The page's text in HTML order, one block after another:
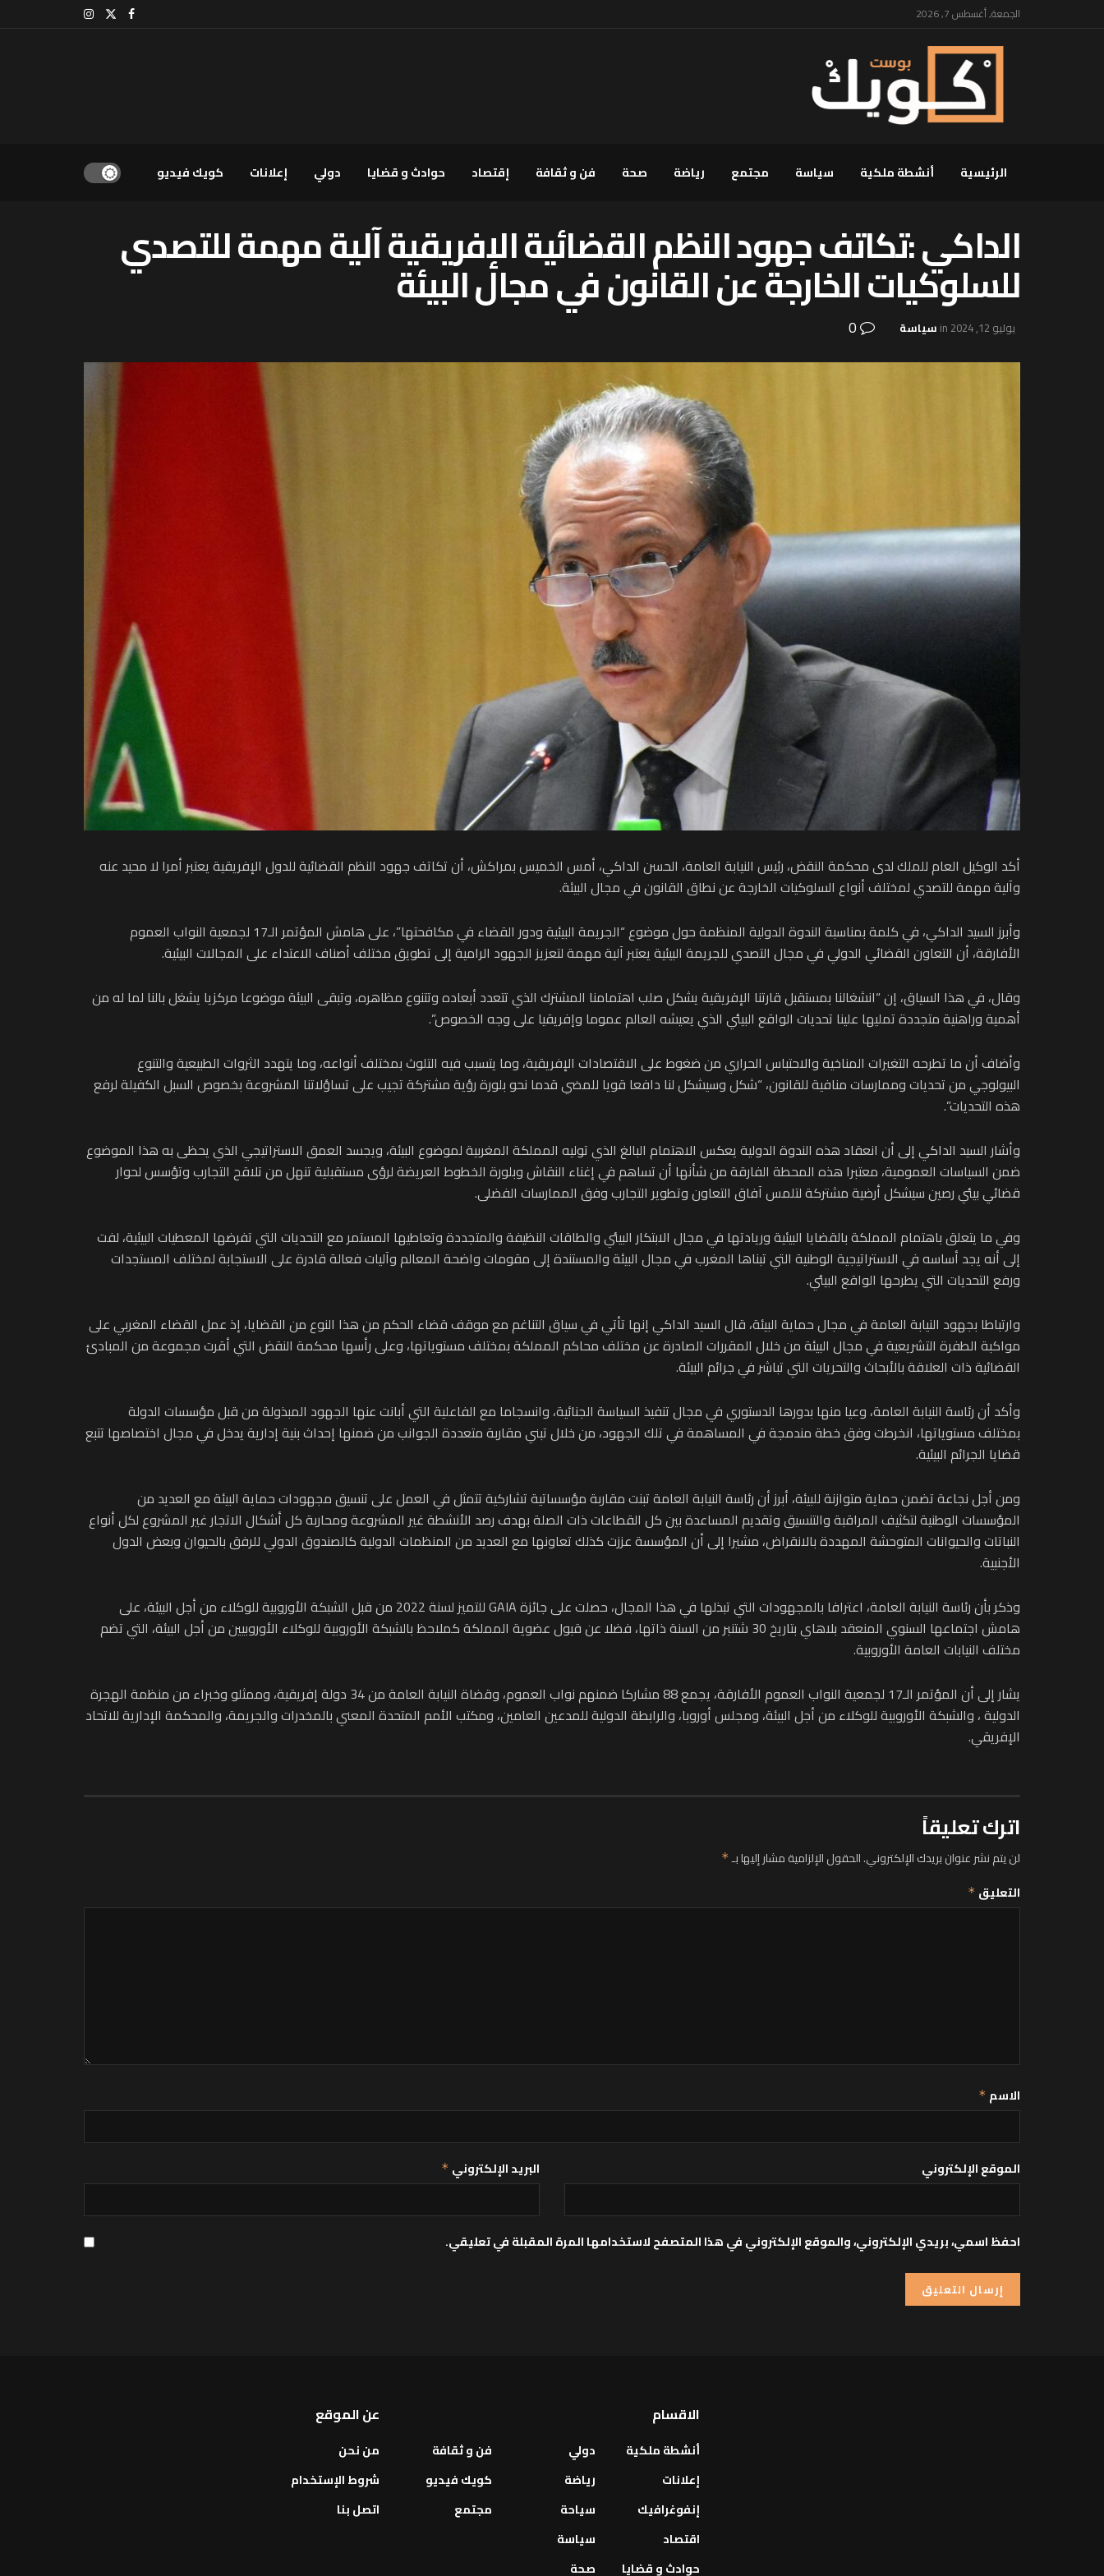
الجمعة, أغسطس 7, 2026
الرئيسية أنشطة ملكية سياسة مجتمع رياضة صحة فن و ثقافة إقتصاد حوادث و قضايا دولي إعلانات كويك فيديو
الداكي :تكاتف جهود النظم القضائية الإفريقية آلية مهمة للتصدي
للسلوكيات الخارجة عن القانون في مجال البيئة
يوليو 12, 2024 in سياسة
أكد الوكيل العام للملك لدى محكمة النقض، رئيس النيابة العامة، الحسن الداكي، أمس الخميس بمراكش، أن تكاتف جهود النظم القضائية للدول الإفريقية يعتبر أمرا لا محيد عنه
وآلية مهمة للتصدي لمختلف أنواع السلوكيات الخارجة عن نطاق القانون في مجال البيئة.
وأبرز السيد الداكي، في كلمة بمناسبة الندوة الدولية المنظمة حول موضوع “الجريمة البيئية ودور القضاء في مكافحتها”، على هامش المؤتمر الـ17 لجمعية النواب العموم
الأفارقة، أن التعاون القضائي الدولي في مجال التصدي للجريمة البيئية يعتبر آلية مهمة لتعزيز الجهود الرامية إلى تطويق مختلف أصناف الاعتداء على المجالات البيئية.
وقال، في هذا السياق، إن “انشغالنا بمستقبل قارتنا الإفريقية يشكل صلب اهتمامنا المشترك الذي تتعدد أبعاده وتتنوع مظاهره، وتبقى البيئة موضوعا مركزيا يشغل بالنا لما له من
أهمية وراهنية متجددة تمليها علينا تحديات الواقع البيئي الذي يعيشه العالم عموما وإفريقيا على وجه الخصوص”.
وأضاف أن ما تطرحه التغيرات المناخية والاحتباس الحراري من ضغوط على الاقتصادات الإفريقية، وما يتسبب فيه التلوث بمختلف أنواعه، وما يتهدد الثروات الطبيعية والتنوع
البيولوجي من تحديات وممارسات منافية للقانون، “شكل وسيشكل لنا دافعا قويا للمضي قدما نحو بلورة رؤية مشتركة تجيب على تساؤلاتنا المشروعة بخصوص السبل الكفيلة لرفع
هذه التحديات”.
وأشار السيد الداكي إلى أن انعقاد هذه الندوة الدولية يعكس الاهتمام البالغ الذي توليه المملكة المغربية لموضوع البيئة، ويجسد العمق الاستراتيجي الذي يحظى به هذا الموضوع
ضمن السياسات العمومية، معتبرا هذه المحطة الفارقة من شأنها أن تساهم في إغناء النقاش وبلورة الخطوط العريضة لرؤى مستقبلية تنهل من تلاقح التجارب وتؤسس لحوار
قضائي بيئي رصين سيشكل أرضية مشتركة لتلمس آفاق التعاون وتطوير التجارب وفق الممارسات الفضلى.
وفي ما يتعلق باهتمام المملكة بالقضايا البيئية وريادتها في مجال الابتكار البيئي والطاقات النظيفة والمتجددة وتعاطيها المستمر مع التحديات التي تفرضها المعطيات البيئية، لفت
إلى أنه يجد أساسه في الاستراتيجية الوطنية التي تبناها المغرب في مجال البيئة والمستندة إلى مقومات واضحة المعالم وآليات فعالة قادرة على الاستجابة لمختلف المستجدات
ورفع التحديات التي يطرحها الواقع البيئي.
وارتباطا بجهود النيابة العامة في مجال حماية البيئة، قال السيد الداكي إنها تأتي في سياق التناغم مع موقف قضاء الحكم من هذا النوع من القضايا، إذ عمل القضاء المغربي على
مواكبة الطفرة التشريعية في مجال البيئة من خلال المقررات الصادرة عن مختلف محاكم المملكة بمختلف مستوياتها، وعلى رأسها محكمة النقض التي أقرت مجموعة من المبادئ
القضائية ذات العلاقة بالأبحاث والتحريات التي تباشر في جرائم البيئة.
وأكد أن رئاسة النيابة العامة، وعيا منها بدورها الدستوري في مجال تنفيذ السياسة الجنائية، وانسجاما مع الفاعلية التي أبانت عنها الجهود المبذولة من قبل مؤسسات الدولة
بمختلف مستوياتها، انخرطت وفق خطة مندمجة في المساهمة في تلك الجهود، من خلال تبني مقاربة متعددة الجوانب من ضمنها إحداث بنية إدارية يدخل في مجال اختصاصها تتبع
قضايا الجرائم البيئية.
ومن أجل نجاعة تضمن حماية متوازنة للبيئة، أبرز أن رئاسة النيابة العامة تبنت مقاربة مؤسساتية تشاركية تتمثل في العمل على تنسيق مجهودات حماية البيئة مع العديد من
المؤسسات الوطنية لتكثيف المراقبة والتنسيق وتقديم المساعدة بين كل القطاعات ذات الصلة بهدف رصد الأنشطة غير المشروعة ومحاربة كل أشكال الاتجار غير المشروع لكل أنواع
النباتات والحيوانات المتوحشة المهددة بالانقراض، مشيرا إلى أن المؤسسة عززت كذلك تعاونها مع العديد من المنظمات الدولية كالصندوق الدولي للرفق بالحيوان وبعض الدول
الأجنبية.
وذكر بأن رئاسة النيابة العامة، اعترافا بالمجهودات التي تبذلها في هذا المجال، حصلت على جائزة GAIA للتميز لسنة 2022 من قبل الشبكة الأوروبية للوكلاء من أجل البيئة، على
هامش اجتماعها السنوي المنعقد بلاهاي بتاريخ 30 شتنبر من السنة ذاتها، فضلا عن قبول عضوية المملكة كملاحظ بالشبكة الأوروبية للوكلاء الأوروبيين من أجل البيئة، التي تضم
مختلف النيابات العامة الأوروبية.
يشار إلى أن المؤتمر الـ17 لجمعية النواب العموم الأفارقة، يجمع 88 مشاركا ضمنهم نواب العموم، وقضاة النيابة العامة من 34 دولة إفريقية، وممثلو وخبراء من منظمة الهجرة
الدولية ، والشبكة الأوروبية للوكلاء من أجل البيئة، ومجلس أوروبا، والرابطة الدولية للمدعين العامين، ومكتب الأمم المتحدة المعني بالمخدرات والجريمة، والمحكمة الإدارية للاتحاد
الإفريقي.
اترك تعليقاً
لن يتم نشر عنوان بريدك الإلكتروني.الحقول الإلزامية مشار إليها بـ*
التعليق *
الاسم *
البريد الإلكتروني * الموقع الإلكتروني
احفظ اسمي، بريدي الإلكتروني، والموقع الإلكتروني في هذا المتصفح لاستخدامها المرة المقبلة في تعليقي.
الاقسام
أنشطة ملكية
إعلانات
إنفوغرافيك
اقتصاد
حوادث و قضايا
دولي
رياضة
سياحة
سياسة
صحة
فن و ثقافة
كويك فيديو
مجتمع
عن الموقع
من نحن
شروط الإستخدام
اتصل بنا